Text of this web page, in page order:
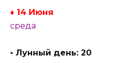
♦ 14 Июня
среда
• Лунный день: 20